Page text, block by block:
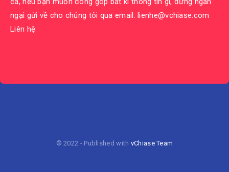
ngại gửi về cho chúng tôi qua email:lienhe@vchiase.com
Liên hệ
© 2022 - Published with vChiase Team